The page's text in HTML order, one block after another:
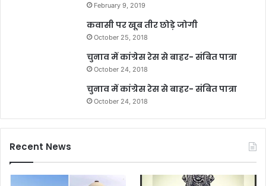
February 9, 2019
कवासी पर खूब तीर छोड़े जोगी
October 25, 2018
चुनाव में कांग्रेस रेस से बाहर- संबित पात्रा
October 24, 2018
चुनाव में कांग्रेस रेस से बाहर- संबित पात्रा
October 24, 2018
Recent News